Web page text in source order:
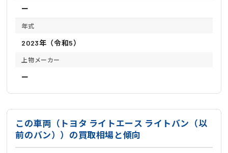
ー
年式
2023年（令和5）
上物メーカー
ー
この車両（トヨタ ライトエース ライトバン（以
前のバン））の買取相場と傾向